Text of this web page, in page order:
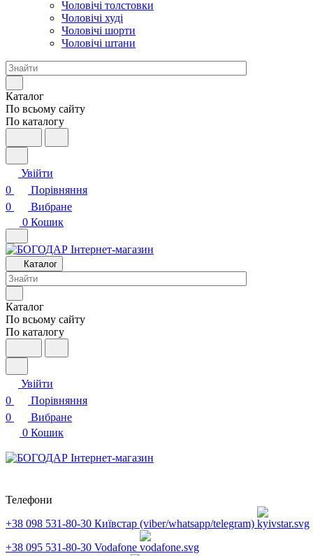
Чоловічі толстовки
Чоловічі худі
Чоловічі шорти
Чоловічі штани
Каталог
По всьому сайту
По каталогу
Увійти
0
Порівняння
0
Вибране
0 Кошик
Каталог
Каталог
По всьому сайту
По каталогу
Увійти
0
Порівняння
0
Вибране
0 Кошик
Телефони
+38 098 531-80-30 Київстар (viber/whatsapp/telegram)
+38 095 531-80-30 Vodafone